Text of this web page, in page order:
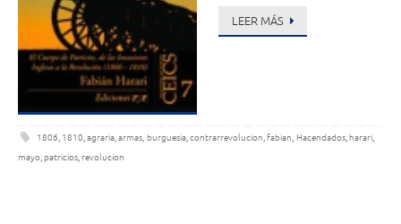
LEER MÁS
1806, 1810,agraria,armas, burguesia,contrarrevolucion, fabian, Hacendados, harari,
mayo, patricios, revolucion